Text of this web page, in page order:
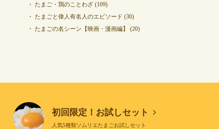
たまご・鶏のことわざ(109)
たまごと偉人有名人のエピソード (30)
たまごの名シーン【映画・漫画編】
(20)
初回限定！お試しセット
人気5種類ソムリエたまごお試しセット